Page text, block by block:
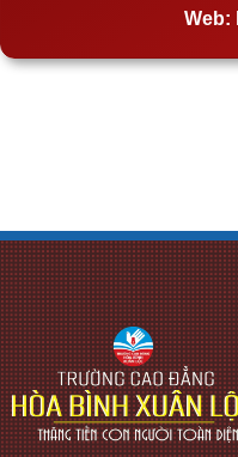
Web: